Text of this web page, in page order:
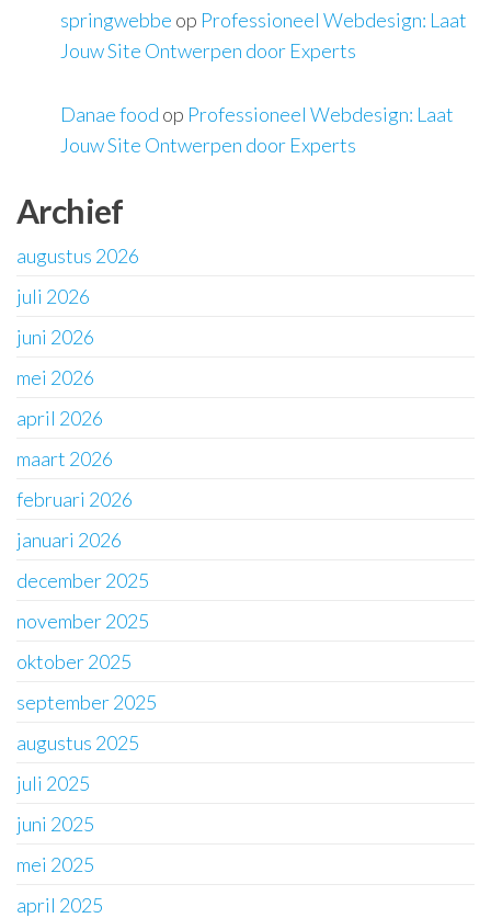
springwebbe op Professioneel Webdesign: Laat
Jouw Site Ontwerpen door Experts
Danae food op Professioneel Webdesign: Laat
Jouw Site Ontwerpen door Experts
Archief
augustus 2026
juli 2026
juni 2026
mei 2026
april 2026
maart 2026
februari 2026
januari 2026
december 2025
november 2025
oktober 2025
september 2025
augustus 2025
juli 2025
juni 2025
mei 2025
april 2025